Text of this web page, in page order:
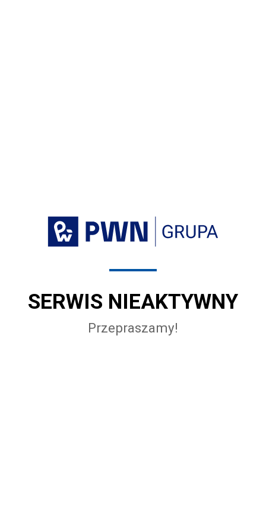
SERWIS NIEAKTYWNY
Przepraszamy!